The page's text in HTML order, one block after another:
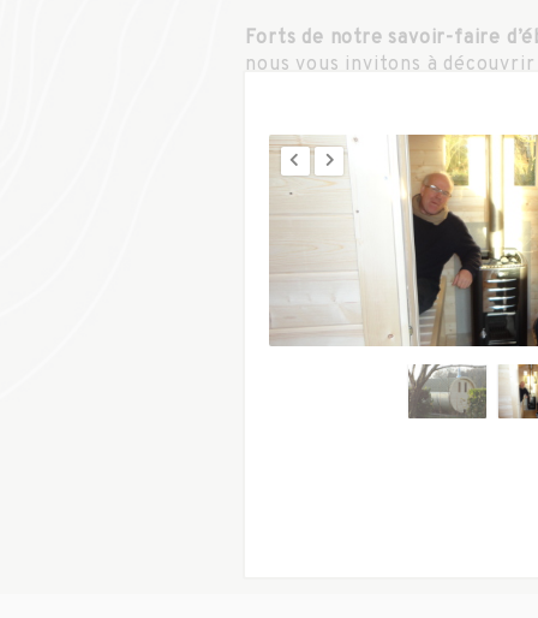
Forts de notre savoir-faire
nous vous invitons à découvrir
accompagnons dans tous vos
désirspour vous fournir des
par vous et pour vous !
Venez découvrir notre site
notre atelier et notre bureau
accueillir et de vous
En A, Kota grill, Kota sauna,
version « roulotte » ou chalet
constructions sont toutes